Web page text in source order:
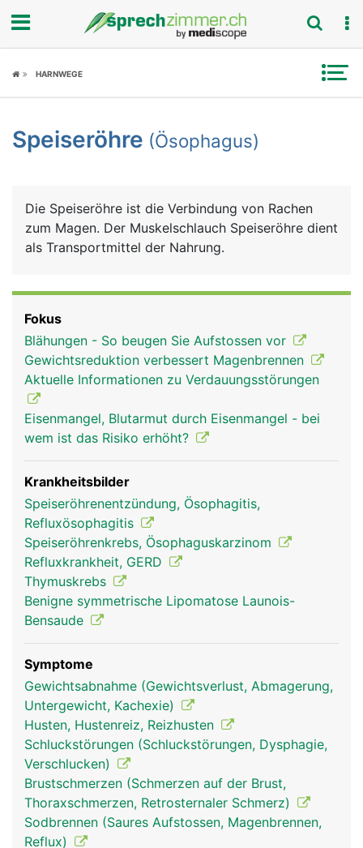
Fokus
Symptome
News
Rubriken
HARNWEGE
Speiseröhre (Ösophagus)
Die Speiseröhre ist die Verbindung von Rachen
zum Magen. Der Muskelschlauch Speiseröhre dient
als Transportmittel der Nahrung.
Fokus
Blähungen - So beugen Sie Aufstossen vor
Gewichtsreduktion verbessert Magenbrennen
Aktuelle Informationen zu Verdauungsstörungen
Eisenmangel, Blutarmut durch Eisenmangel - bei
wem ist das Risiko erhöht?
Krankheitsbilder
Speiseröhrenentzündung, Ösophagitis,
Refluxösophagitis
Speiseröhrenkrebs, Ösophaguskarzinom
Refluxkrankheit, GERD
Thymuskrebs
Benigne symmetrische Lipomatose Launois-
Bensaude
Symptome
Gewichtsabnahme (Gewichtsverlust, Abmagerung,
Untergewicht, Kachexie)
Husten, Hustenreiz, Reizhusten
Schluckstörungen (Schluckstörungen, Dysphagie,
Verschlucken)
Brustschmerzen (Schmerzen auf der Brust,
Thoraxschmerzen, Retrosternaler Schmerz)
Sodbrennen (Saures Aufstossen, Magenbrennen,
Reflux)